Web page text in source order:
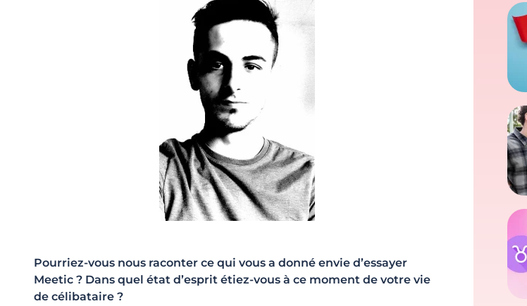
Pourriez-vous nous raconter ce qui vous a donné envie d’essayer
Meetic ? Dans quel état d’esprit étiez-vous à ce moment de votre vie
de célibataire ?